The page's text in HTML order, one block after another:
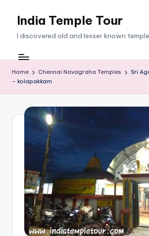
India Temple Tour
I discovered old and lesser known
Home Chennai Navagraha Temples
Sri
– kolapakkam